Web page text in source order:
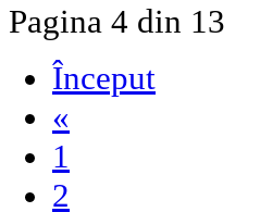
Pagina 4 din 13
Început
«
1
2